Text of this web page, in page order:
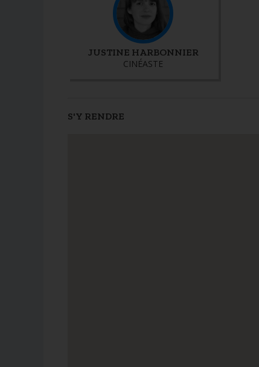
JUSTINE HARBONNIER
CINÉASTE
S'Y RENDRE